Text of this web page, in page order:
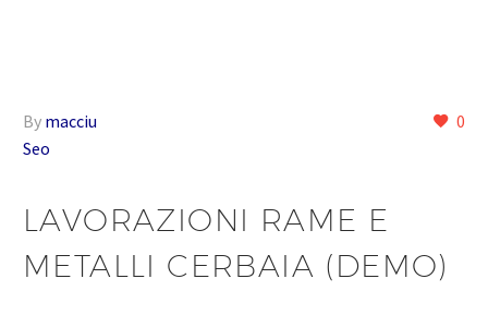
0
By macciu
Seo
LAVORAZIONI RAME E
METALLI CERBAIA (DEMO)